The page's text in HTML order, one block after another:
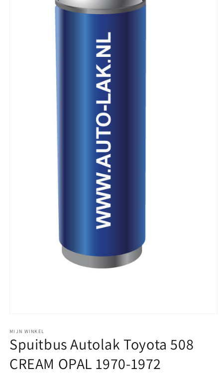
openen
in
modaal
MIJN WINKEL
Spuitbus Autolak Toyota 508
CREAM OPAL 1970-1972